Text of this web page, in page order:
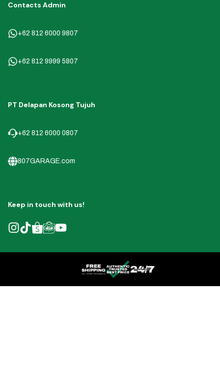
Contacts Admin
+62 812 6000 9807
+62 812 9999 5807
PT Delapan Kosong Tujuh
+62 812 6000 0807
807GARAGE.com
Keep in touch with us!